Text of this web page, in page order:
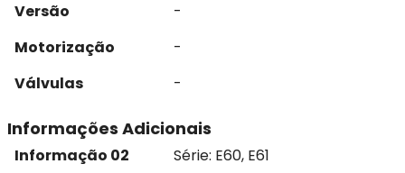
Versão
-
Motorização
-
Válvulas
-
Informações Adicionais
Informação 02 Série: E60, E61